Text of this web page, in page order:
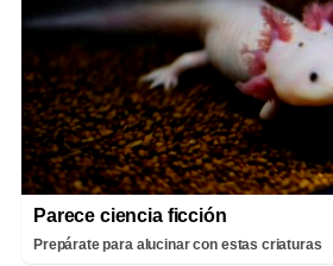
Parece ciencia ficción
Prepárate para alucinar con estas criaturas